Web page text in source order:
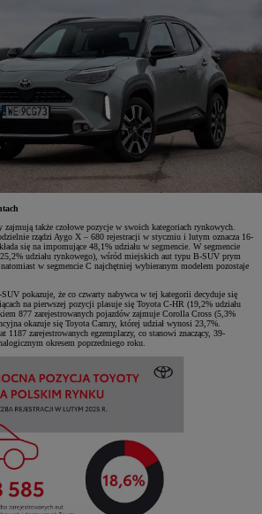
zajmują także czołowe pozycje w swoich kategoriach rynkowych.
rządzi Aygo X – 680 rejestracji w styczniu i lutym oznacza 16-
się na impomujące 48,1% udziału w segmencie. W segmencie
udziału rynkowego), wśród miejskich aut typu B-SUV prym
w segmencie C najchętniej wybieranym modelem pozostaje
pokazuje, że co czwarty nabywca w tej kategorii decyduje się
na pierwszej pozycji plasuje się Toyota C-HR (19,2% udziału
877 zarejestrowanych pojazdów zajmuje Corolla Cross (5,3%
okazuje się Toyota Camry, której udział wynosi 23,7%.
1187 zarejestrowanych egzemplarzy, co stanowi znaczący, 39-
okresem poprzedniego roku.